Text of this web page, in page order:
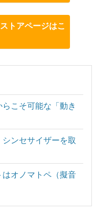
トアページはこ
こそ可能な「動き
ンセサイザーを取
オノマトペ（擬音